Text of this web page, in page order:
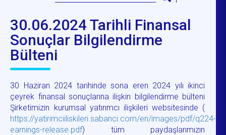
30.06.2024 Tarihli Finansal
Sonuçlar Bilgilendirme
Bülteni
30 Haziran 2024 tarihinde sona eren 2024 yılı ikinci
çeyrek finansal sonuçlarına ilişkin bilgilendirme bülteni
Şirketimizin kurumsal yatırımcı ilişkileri websitesinde (
https://yatirimciiliskileri.sabanci.com/en/images/pdf/q224-
earnings-release.pdf) tüm paydaşlarımızın